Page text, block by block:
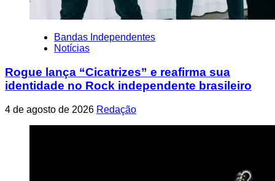
Bandas Independentes
Notícias
Rogue lança “Cicatrizes” e reafirma sua
identidade no Rock independente brasileiro
4 de agosto de 2026 Redação